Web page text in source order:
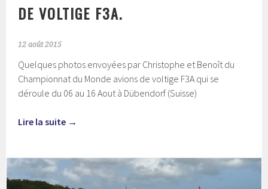
DE VOLTIGE F3A.
12 août 2015
Quelques photos envoyées par Christophe et Benoît du
Championnat du Monde avions de voltige F3A qui se
déroule du 06 au 16 Aout à Dübendorf (Suisse)
Lire la suite →